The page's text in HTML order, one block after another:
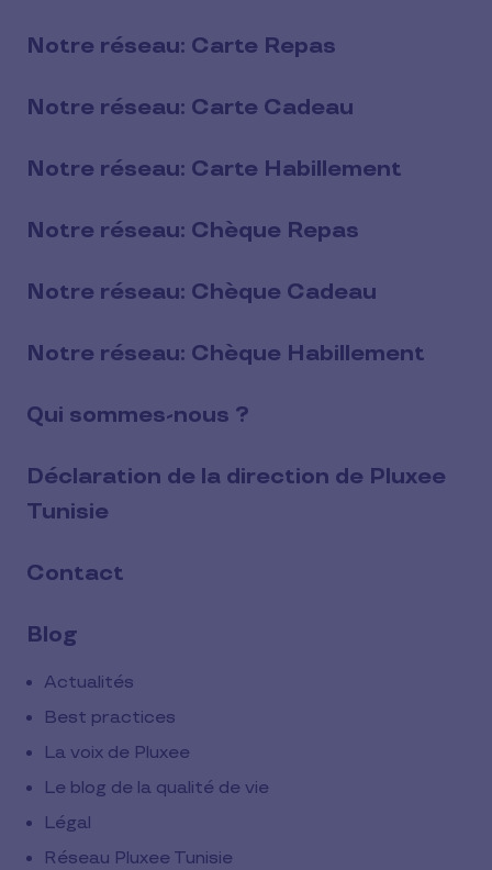
Notre réseau: Carte Repas
Notre réseau: Carte Cadeau
Notre réseau: Carte Habillement
Notre réseau: Chèque Repas
Notre réseau: Chèque Cadeau
Notre réseau: Chèque Habillement
Qui sommes-nous ?
Déclaration de la direction de Pluxee
Tunisie
Contact
Blog
Actualités
Best practices
La voix de Pluxee
Le blog de la qualité de vie
Légal
Réseau Pluxee Tunisie